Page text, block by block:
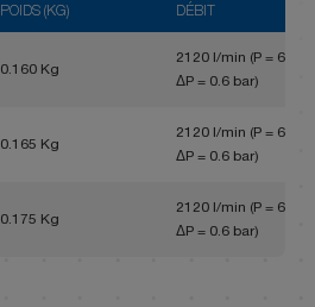
POIDS (KG) DÉBIT
0.160 Kg
2120 l/min (P = 6 bar,
ΔP = 0.6 bar)
0.165 Kg
2120 l/min (P = 6 bar,
ΔP = 0.6 bar)
0.175 Kg
2120 l/min (P = 6 bar,
ΔP = 0.6 bar)